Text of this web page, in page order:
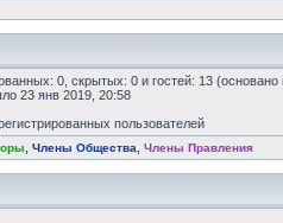
0, скрытых: 0 и гостей: 13
23 янв 2019, 20:58
пользователей
Члены Общества Члены Правления